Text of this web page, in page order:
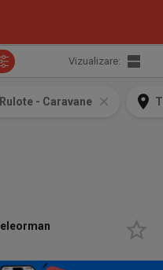
Vizualizare:
Rulote - Caravane